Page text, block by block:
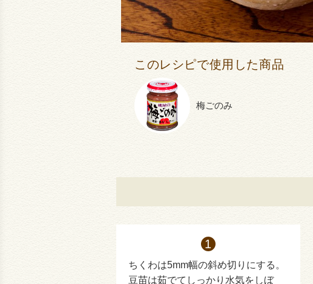
このレシピで使用した商品
梅ごのみ
ちくわは5mm幅の斜め切りにする。
豆苗は茹でてしっかり水気をしぼ